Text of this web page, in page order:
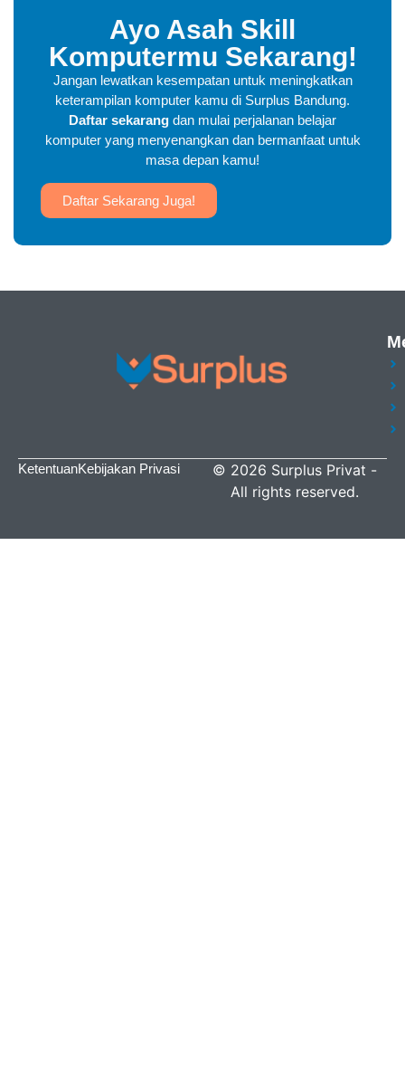
Ayo Asah Skill
Komputermu Sekarang!
Jangan lewatkan kesempatan untuk meningkatkan
keterampilan komputer kamu di Surplus Bandung.
Daftar sekarang dan mulai perjalanan belajar
komputer yang menyenangkan dan bermanfaat untuk
masa depan kamu!
Daftar Sekarang Juga!
KetentuanKebijakan Privasi © 2026 Surplus Privat -
All rights reserved.